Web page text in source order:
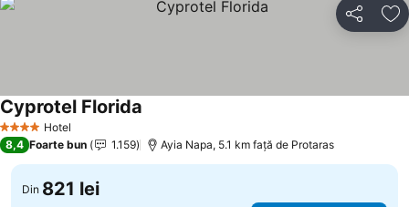
Distribuiți
4 Stele Hotel
Cyprotel Florida
8,4 Foarte bun 1.159 Ayia Napa, 5.1 km faţă de Protaras
Din 821 lei